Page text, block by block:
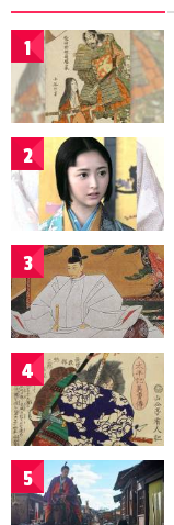
1
2
3
4
5